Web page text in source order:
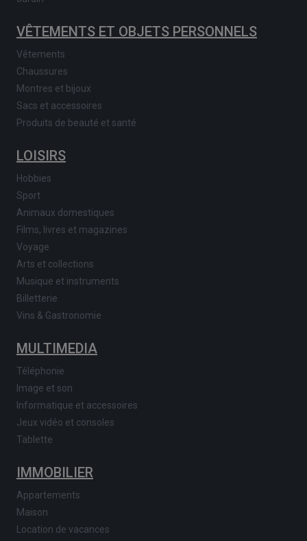
VÊTEMENTS ET OBJETS PERSONNELS
Vêtements
Chaussures
Montres et bijoux
Sacs et accessoires
Produits de beauté et santé
LOISIRS
Hobbies
Sport
Animaux domestiques
Films, livres et magazines
Voyage
Arts et collections
Musique et instruments
Billetterie
Vins & Gastronomie
MULTIMEDIA
Téléphonie
Image et son
Informatique et accessoires
Jeux vidéo et consoles
Tablette
IMMOBILIER
Appartements
Maison
Location de vacances